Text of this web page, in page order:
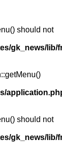
should not
gk_news/
should not
gk_news/